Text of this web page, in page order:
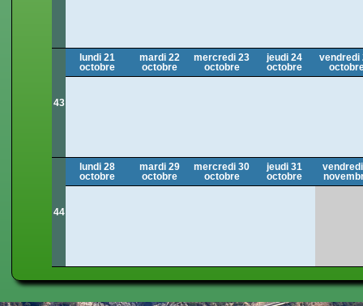
43
lundi 21
octobre
mardi 22
octobre
mercredi 23
octobre
jeudi 24
octobre
vendredi
44
lundi 28
octobre
mardi 29
octobre
mercredi 30
octobre
jeudi 31
octobre